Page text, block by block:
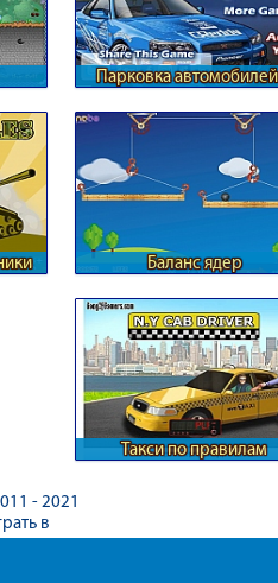
Парковка
Баланс ядер
Такси по правилам
- 2021
в